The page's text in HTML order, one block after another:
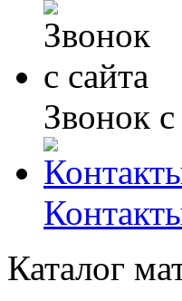
Звонок с
Каталог